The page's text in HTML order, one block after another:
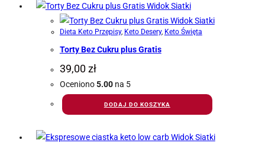
Widok Siatki
Widok Siatki
Dieta Keto Przepisy, Keto Desery, Keto Święta
Torty Bez Cukru plus Gratis
39,00zł
Oceniono5.00na 5
DODAJ DO KOSZYKA
Widok Siatki